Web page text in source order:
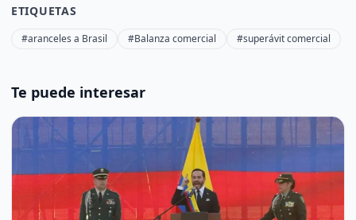
ETIQUETAS
#aranceles a Brasil #Balanza comercial #superávit comercial
Te puede interesar